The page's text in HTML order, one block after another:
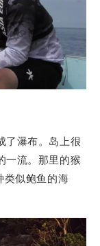
了瀑布。岛上很
一流。那里的猴
类似鲍鱼的海